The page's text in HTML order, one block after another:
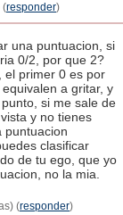
(responder)
una puntuacion, si
0/2, por que 2?
el primer 0 es por
a gritar, y
si me sale de
y no tienes
puntuacion
clasificar
de tu ego, que yo
no la mia.
(responder)